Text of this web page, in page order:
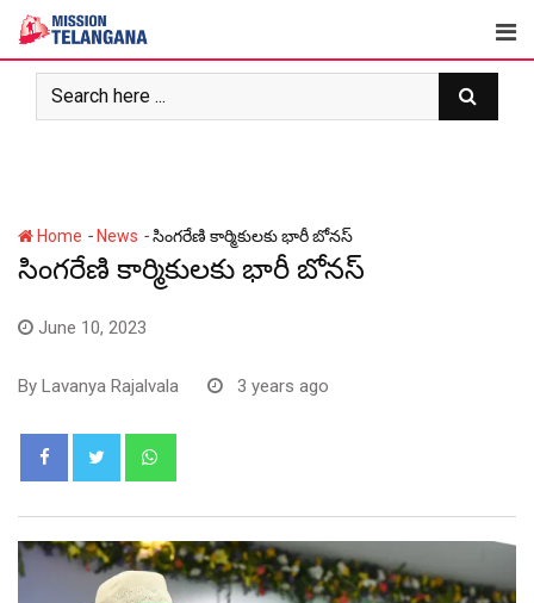
Skip
content
Home - News -సింగ‌రేణి కార్మికుల‌కు భారీ బోనస్
సింగ‌రేణి కార్మికుల‌కు భారీ బోనస్
June 10, 2023
By Lavanya Rajalvala 3 years ago